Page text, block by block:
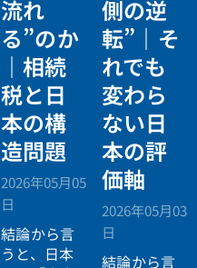
流れ
る”のか
｜相続
税と日
本の構
造問題
2026年05月05
日
結論から言
うと、日本
側の逆
転”｜そ
れでも
変わら
ない日
本の評
価軸
2026年05月03
日
結論から言